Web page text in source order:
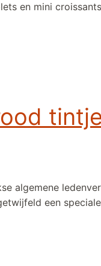
en mini
algemene
een